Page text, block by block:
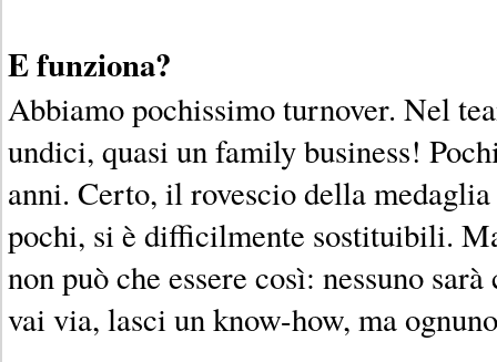
E funziona?
Abbiamo pochissimo turnover. Nel
undici, quasi un family business!
anni. Certo, il rovescio della
pochi, si è difficilmente sostituibili.
non può che essere così: nessuno
vai via, lasci un know-how, ma